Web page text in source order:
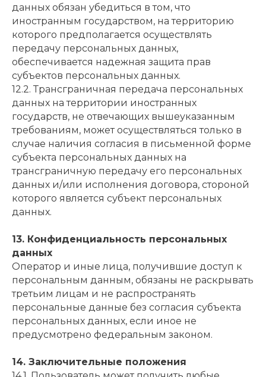
данных обязан убедиться в том, что
иностранным государством, на территорию
которого предполагается осуществлять
передачу персональных данных,
обеспечивается надежная защита прав
субъектов персональных данных.
12.2. Трансграничная передача персональных
данных на территории иностранных
государств, не отвечающих вышеуказанным
требованиям, может осуществляться только в
случае наличия согласия в письменной форме
субъекта персональных данных на
трансграничную передачу его персональных
данных и/или исполнения договора, стороной
которого является субъект персональных
данных.
13. Конфиденциальность персональных
данных
Оператор и иные лица, получившие доступ к
персональным данным, обязаны не раскрывать
третьим лицам и не распространять
персональные данные без согласия субъекта
персональных данных, если иное не
предусмотрено федеральным законом.
14. Заключительные положения